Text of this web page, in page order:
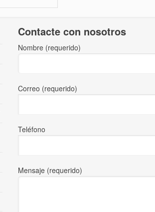
Contacte con nosotros
Nombre (requerido)
Correo (requerido)
Teléfono
Mensaje (requerido)